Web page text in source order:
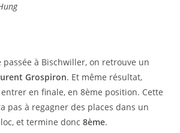
passée à Bischwiller, on retrouve un
Grospiron. Et même résultat,
en finale, en 8ème position. Cette
pas à regagner des places dans un
et termine donc8ème.